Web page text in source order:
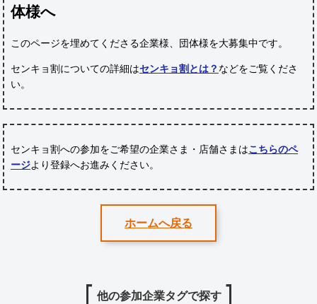
体様へ
このページを埋めてくださる企業様、団体様を大募集中です。
センキョ割についての詳細はセンキョ割とは？ などをご覧くださ
い。
センキョ割への参加をご希望の企業さま・店舗さまはこちらのペ
ージより登録へお進みください。
ホームへ戻る
他の参加企業タグで探す